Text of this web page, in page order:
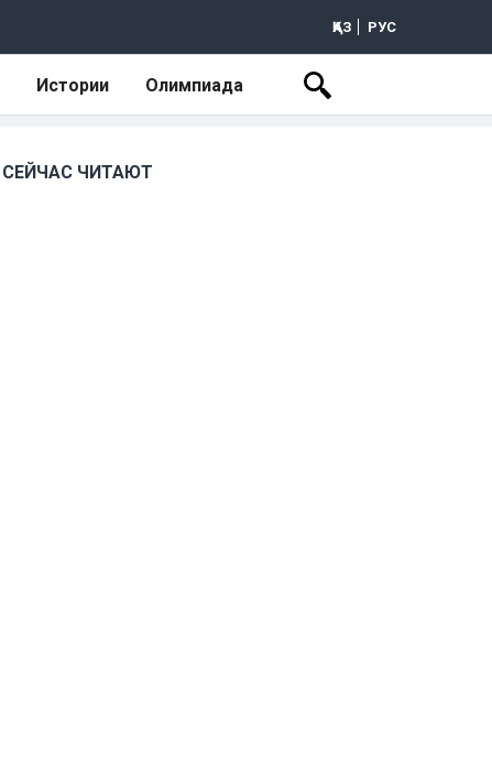
ҚАЗ РУС
Истории Олимпиада
СЕЙЧАС ЧИТАЮТ